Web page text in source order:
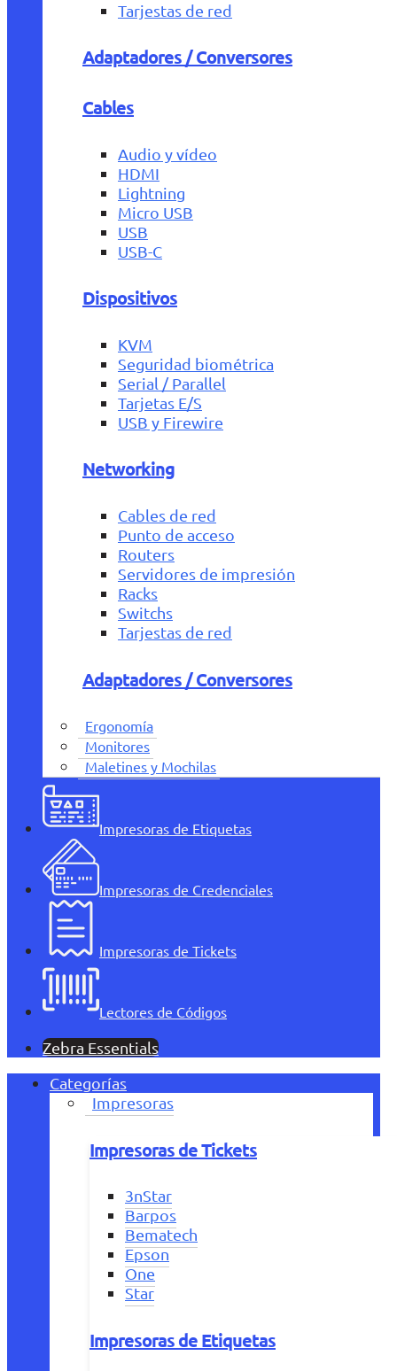
Tarjestas de red
Adaptadores / Conversores
Cables
Audio y vídeo
HDMI
Lightning
Micro USB
USB
USB-C
Dispositivos
KVM
Seguridad biométrica
Serial / Parallel
Tarjetas E/S
USB y Firewire
Networking
Cables de red
Punto de acceso
Routers
Servidores de impresión
Racks
Switchs
Tarjestas de red
Adaptadores / Conversores
Ergonomía
Monitores
Maletines y Mochilas
Impresoras de Etiquetas
Impresoras de Credenciales
Impresoras de Tickets
Lectores de Códigos
Zebra Essentials
Categorías
Impresoras
Impresoras de Tickets
3nStar
Barpos
Bematech
Epson
One
Star
Impresoras de Etiquetas